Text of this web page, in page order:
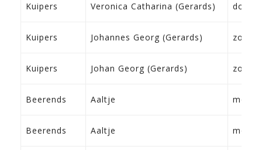
Kuipers Veronica Catharina (Gerards)
Kuipers Johannes Georg (Gerards) zoon
Kuipers Johan Georg (Gerards) zoon
Beerends Aaltje
Beerends Aaltje